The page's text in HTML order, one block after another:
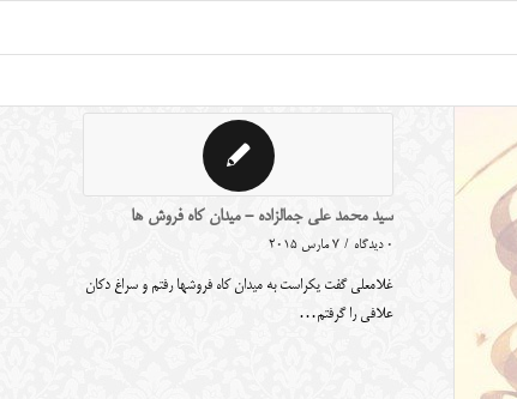
سید محمد علی جمالزاده - میدان کاه فروش ها
0 دیدگاه / 7 مارس 2015
غلامعلی گفت یکراست به میدان کاه فروشها رفتم و سراغ دکان
علافی را گرفتم…